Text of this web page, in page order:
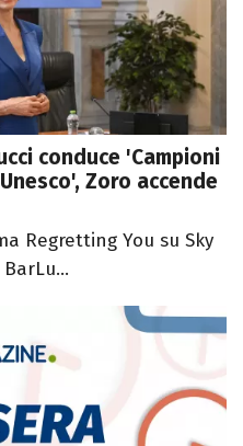
conduce 'Campioni
Zoro accende
Regretting You su Sky